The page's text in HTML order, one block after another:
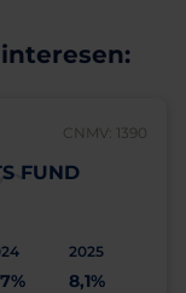
CNMV: 1390
FUND
2025
8,1%